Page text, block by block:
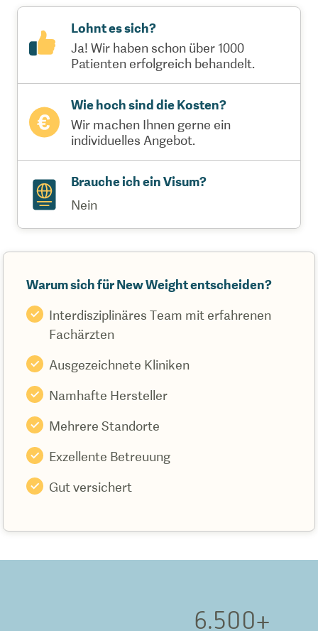
Lohnt es sich?
Ja! Wir haben schon über 1000
Patienten erfolgreich behandelt.
Wie hoch sind die Kosten?
Wir machen Ihnen gerne ein
individuelles Angebot.
Brauche ich ein Visum?
Nein
Warum sich für New Weight entscheiden?
Interdisziplinäres Team mit erfahrenen
Fachärzten
Ausgezeichnete Kliniken
Namhafte Hersteller
Mehrere Standorte
Exzellente Betreuung
Gut versichert
6.500+